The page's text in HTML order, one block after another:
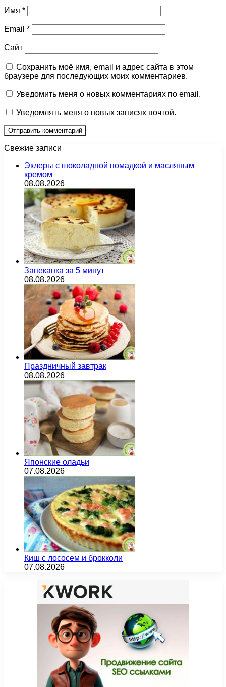
Имя *
Email *
Сайт
Сохранить моё имя, email и адрес сайта в этом
браузере для последующих моих комментариев.
Уведомить меня о новых комментариях по email.
Уведомлять меня о новых записях почтой.
Свежие записи
Эклеры с шоколадной помадкой и масляным
кремом
08.08.2026
Запеканка за 5 минут
08.08.2026
Праздничный завтрак
08.08.2026
Японские оладьи
07.08.2026
Киш с лососем и брокколи
07.08.2026